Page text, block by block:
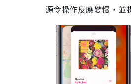
源令操作反應變慢，並